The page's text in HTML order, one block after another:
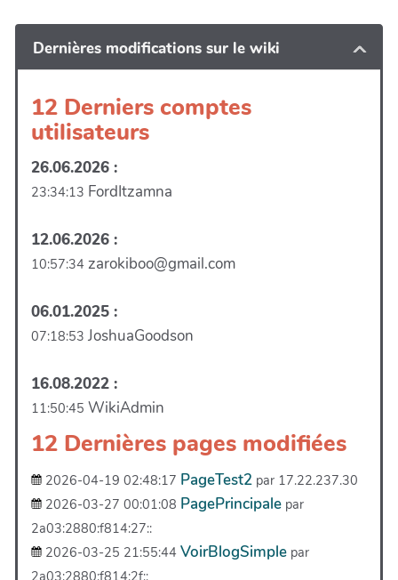
Dernières modifications sur le wiki
12 Derniers comptes
utilisateurs
26.06.2026 :
23:34:13 FordItzamna
12.06.2026 :
10:57:34 zarokiboo@gmail.com
06.01.2025 :
07:18:53 JoshuaGoodson
16.08.2022 :
11:50:45 WikiAdmin
12 Dernières pages modifiées
2026-04-19 02:48:17 PageTest2 par 17.22.237.30
2026-03-27 00:01:08 PagePrincipale par
2a03:2880:f814:27::
2026-03-25 21:55:44 VoirBlogSimple par
2a03:2880:f814:2f::